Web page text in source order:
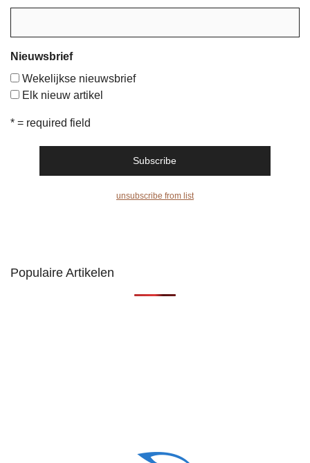
Nieuwsbrief
Wekelijkse nieuwsbrief
Elk nieuw artikel
* = required field
unsubscribe from list
Populaire Artikelen